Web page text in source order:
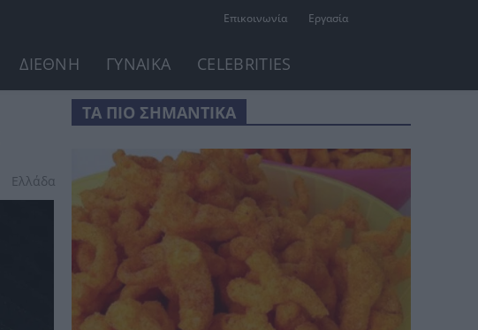
Επικοινωνία Εργασία
ΔΙΕΘΝΗ ΓΥΝΑΙΚΑ CELEBRITIES
Ελλάδα
ΤΑ ΠΙΟ ΣΗΜΑΝΤΙΚΑ